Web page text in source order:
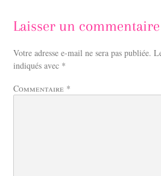
Laisser un commentaire
Votre adresse e-mail ne sera pas publiée.
indiqués avec *
Commentaire *